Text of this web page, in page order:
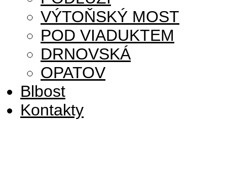
VÝTOŇSKÝ MOST
POD VIADUKTEM
DRNOVSKÁ
OPATOV
Blbost
Kontakty